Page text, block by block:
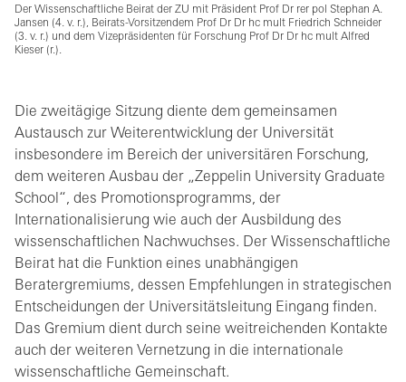
Der Wissenschaftliche Beirat der ZU mit Präsident Prof Dr rer pol Stephan A.
Jansen (4. v. r.), Beirats-Vorsitzendem Prof Dr Dr hc mult Friedrich Schneider
(3. v. r.) und dem Vizepräsidenten für Forschung Prof Dr Dr hc mult Alfred
Kieser (r.).
Die zweitägige Sitzung diente dem gemeinsamen
Austausch zur Weiterentwicklung der Universität
insbesondere im Bereich der universitären Forschung,
dem weiteren Ausbau der „Zeppelin University Graduate
School“, des Promotionsprogramms, der
Internationalisierung wie auch der Ausbildung des
wissenschaftlichen Nachwuchses. Der Wissenschaftliche
Beirat hat die Funktion eines unabhängigen
Beratergremiums, dessen Empfehlungen in strategischen
Entscheidungen der Universitätsleitung Eingang finden.
Das Gremium dient durch seine weitreichenden Kontakte
auch der weiteren Vernetzung in die internationale
wissenschaftliche Gemeinschaft.